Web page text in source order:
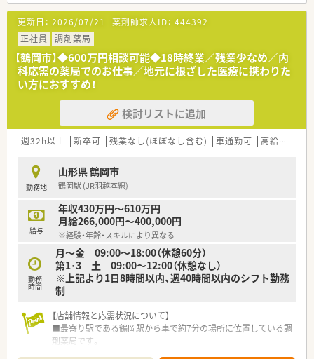
【こんな方にオススメ】
■これから在宅医療の経験を積み、地域包括ケアシステムの一員
として地域医療に貢献していきたい方におすすめです。
■クリニックだけでなく総合病院の処方にも触れられるため、幅
広い症例を学び薬剤師として成長したい方に最適です。
■大手グループならではの安定した経営基盤と、充実した福利厚
生のもとで安心して働きたい方におすすめです。
【やりがい/おすすめポイント】
■新卒から管理職まで、階層別にきめ細かく用意された研修制度
で、継続的に学びながら成長できる環境です。
用など、手厚い福利厚生が大きな魅力です。
■最新のICTシステムや監査機器の導入に積極的で、薬剤師が対
人業務に集中しやすい環境が整っています。
【こんな取り組みをしています】
■日々の業務から得た知見を学会で発表することを奨励してお
り、知的好奇心を満たせる環境が整っています。
■調剤過誤防止に関する研究会を定期的に開催し、その内容を全
社で共有することで安全意識を高めています。
■近隣店舗と在庫情報をリアルタイムで共有するシステムを導
入し、医薬品の安定供給と管理業務を効率化しています。
更新日： 2026/07/21 薬剤師求人ID： 444392
正社員
調剤薬局
【鶴岡市】◆600万円相談可能◆18時終業／残業少なめ／内
科応需の薬局でのお仕事／地元に根ざした医療に携わりた
い方におすすめ！
検討リストに追加
週32h以上 新卒可 残業なし(ほぼなし含む) 車通勤可 高給与(600万円以上)
勤務地
山形県 鶴岡市
鶴岡駅 (JR羽越本線)
給与
年収430万円～610万円
月給266,000円～400,000円
※経験・年齢・スキルにより異なる
勤務
時間
月～金 09:00～18:00（休憩60分）
第1･3 土 09:00～12:00（休憩なし）
※上記より1日8時間以内、週40時間以内のシフト勤務
制
【店舗情報と応需状況について】
■最寄り駅である鶴岡駅から車で約7分の場所に位置している調
剤薬局です。